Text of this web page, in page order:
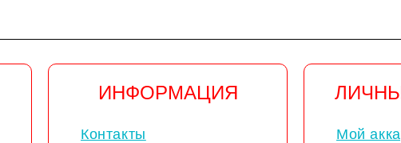
ИНФОРМАЦИЯ
Контакты
Мой